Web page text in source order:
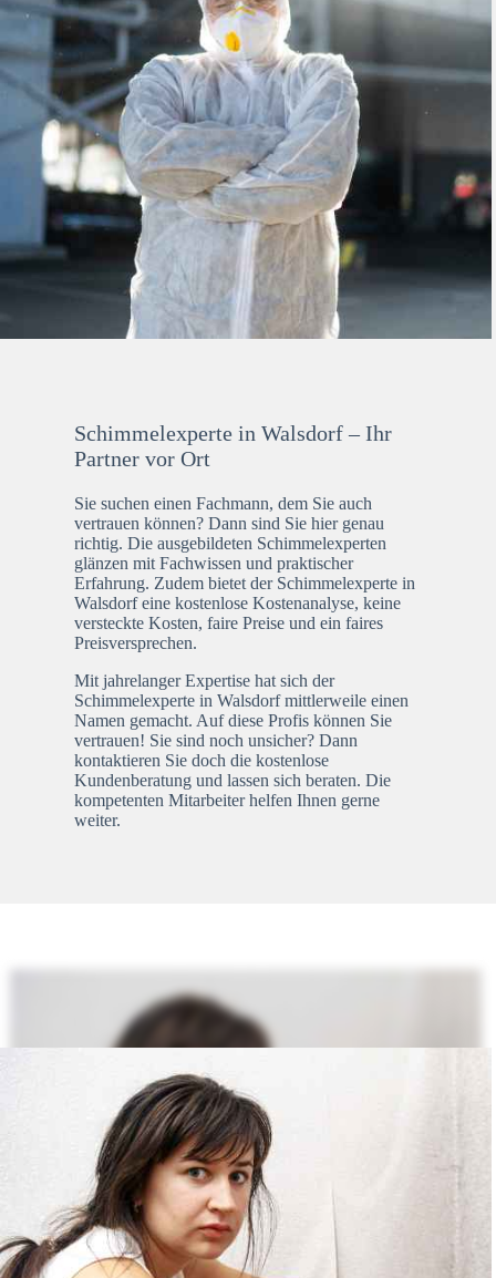
Schimmelexperte in Walsdorf – Ihr
Partner vor Ort
Sie suchen einen Fachmann, dem Sie auch
vertrauen können? Dann sind Sie hier genau
richtig. Die ausgebildeten Schimmelexperten
glänzen mit Fachwissen und praktischer
Erfahrung. Zudem bietet der Schimmelexperte in
Walsdorf eine kostenlose Kostenanalyse, keine
versteckte Kosten, faire Preise und ein faires
Preisversprechen.
Mit jahrelanger Expertise hat sich der
Schimmelexperte in Walsdorf mittlerweile einen
Namen gemacht. Auf diese Profis können Sie
vertrauen! Sie sind noch unsicher? Dann
kontaktieren Sie doch die kostenlose
Kundenberatung und lassen sich beraten. Die
kompetenten Mitarbeiter helfen Ihnen gerne
weiter.